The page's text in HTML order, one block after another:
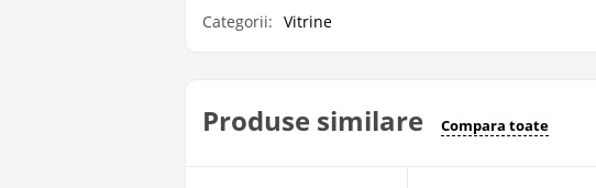
Categorii: Vitrine
Produse similare Compara toate